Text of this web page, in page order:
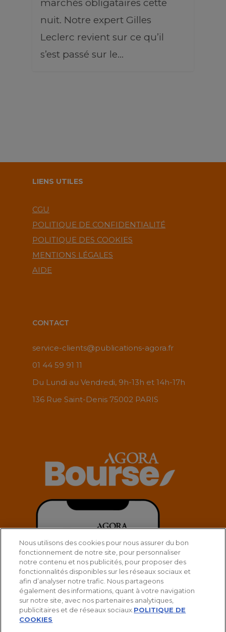
marchés obligataires cette
nuit. Notre expert Gilles
Leclerc revient sur ce qu’il
s’est passé sur le…
LIENS UTILES
CGU
POLITIQUE DE CONFIDENTIALITÉ
POLITIQUE DES COOKIES
MENTIONS LÉGALES
AIDE
CONTACT
service-clients@publications-agora.fr
01 44 59 91 11
Du Lundi au Vendredi, 9h-13h et 14h-17h
136 Rue Saint-Denis 75002 PARIS
Nous utilisons des cookies pour nous assurer du bon
fonctionnement de notre site, pour personnaliser
notre contenu et nos publicités, pour proposer des
fonctionnalités disponibles sur les réseaux sociaux et
afin d’analyser notre trafic. Nous partageons
également des informations, quant à votre navigation
sur notre site, avec nos partenaires analytiques,
publicitaires et de réseaux sociaux. POLITIQUE DE
COOKIES